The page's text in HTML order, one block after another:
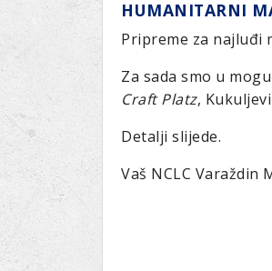
HUMANITARNI
Pripreme za najluđi
Za sada smo u
Craft Platz,
Detalji slijede.
Vaš NCLC Varaždin